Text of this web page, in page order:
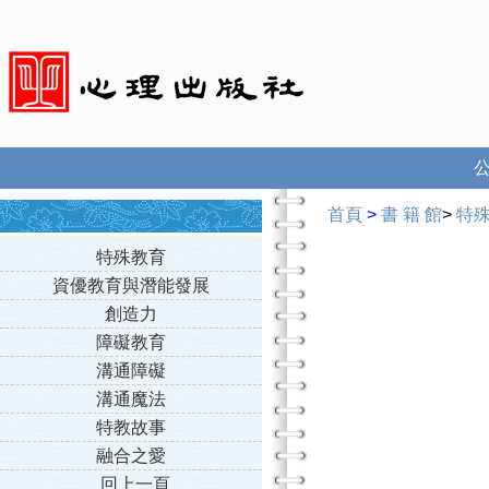
特殊教育
資優教育與潛能發展
創造力
障礙教育
溝通障礙
溝通魔法
特教故事
融合之愛
回上一頁
首頁 > 書 籍 館> 特